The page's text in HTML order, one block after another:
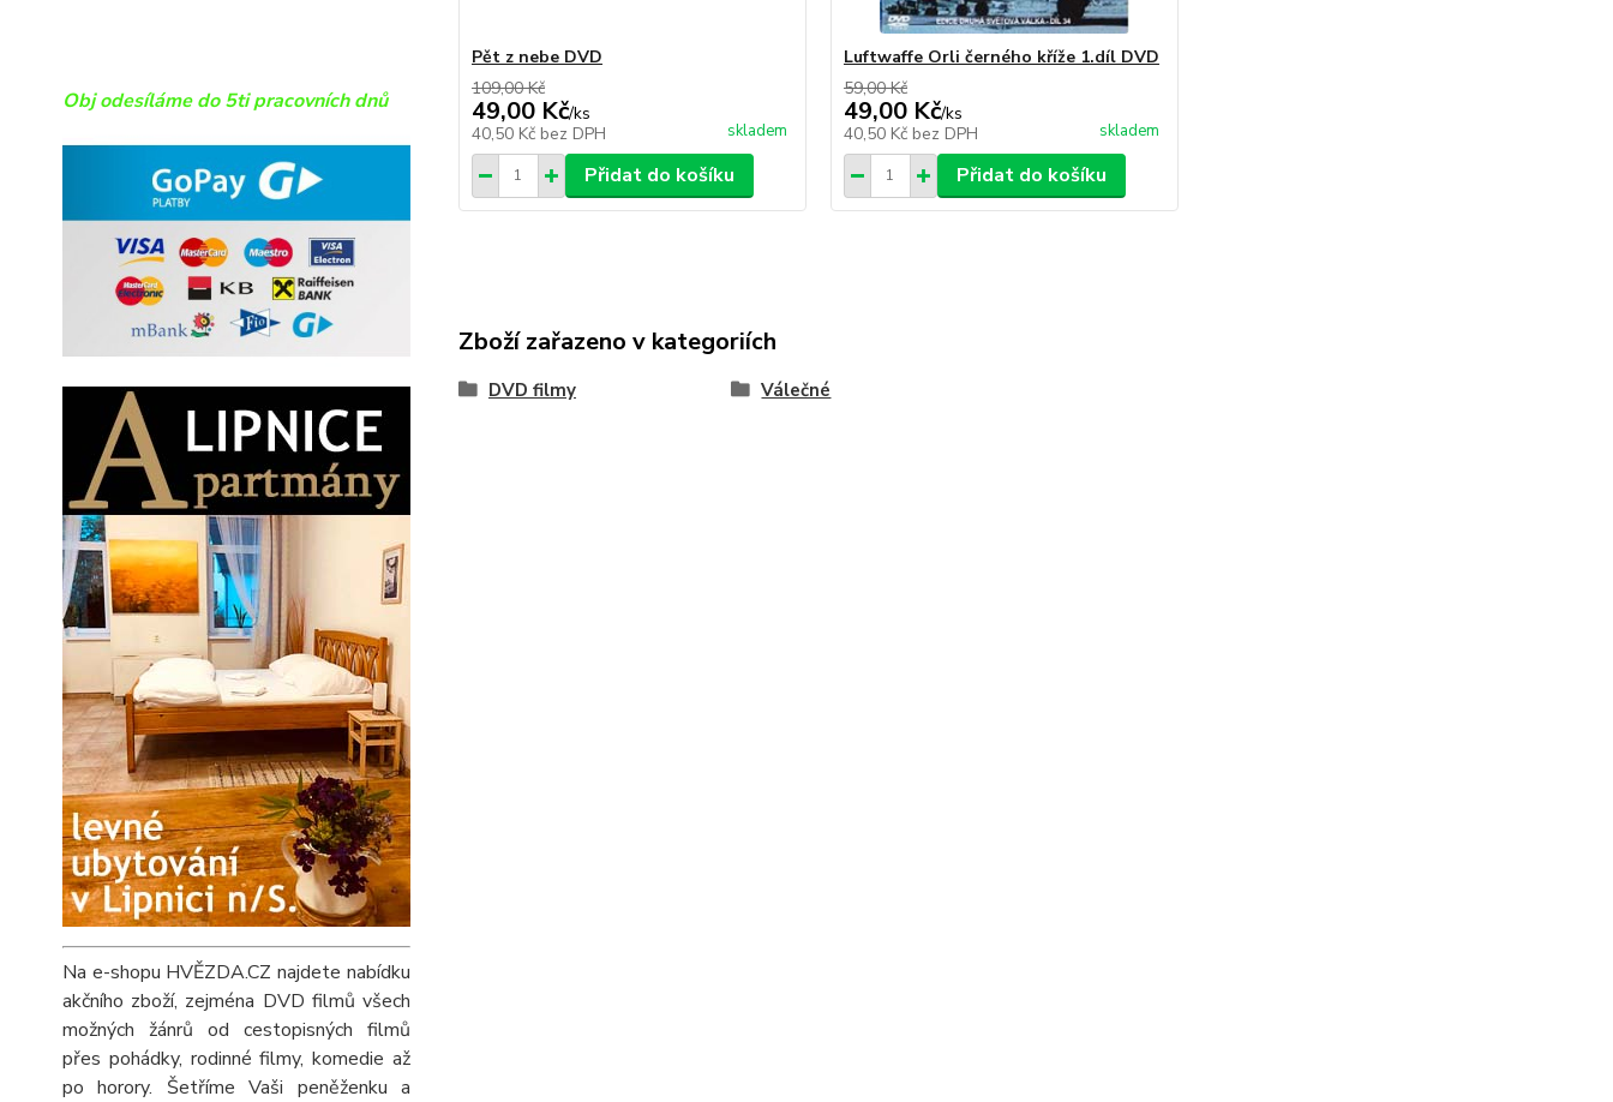
Obj odesíláme do 5ti pracovních dnů
Na e-shopu HVĚZDA.CZ najdete nabídku
akčního zboží, zejména DVD filmů všech
možných žánrů od cestopisných filmů
přes pohádky, rodinné filmy, komedie až
po horory. Šetříme Vaši peněženku a
Pět z nebe DVD
109,00 Kč
49,00 Kč/ks
40,50 Kč bez DPH skladem
Přidat do košíku
Luftwaffe Orli černého kříže 1.díl DVD
59,00 Kč
49,00 Kč/ks
40,50 Kč bez DPH skladem
Přidat do košíku
Zboží zařazeno v kategoriích
DVD filmy Válečné